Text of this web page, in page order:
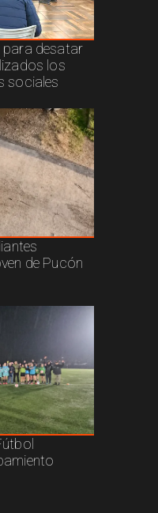
para desatar
los
sociales
de Pucón